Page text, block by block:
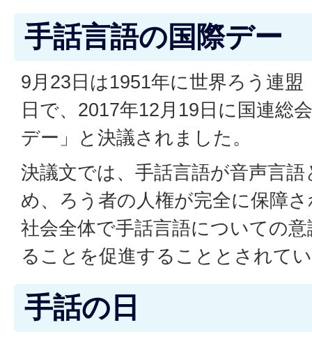
手話言語の国際デー
9月23日は1951年に世界ろう連
日で、2017年12月19日に国連総
デー」と決議されました。
決議文では、手話言語が音声言
め、ろう者の人権が完全に保障
社会全体で手話言語についての
ることを促進することとされて
手話の日